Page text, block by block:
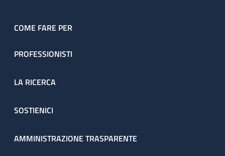
COME FARE PER
PROFESSIONISTI
LA RICERCA
SOSTIENICI
AMMINISTRAZIONE TRASPARENTE